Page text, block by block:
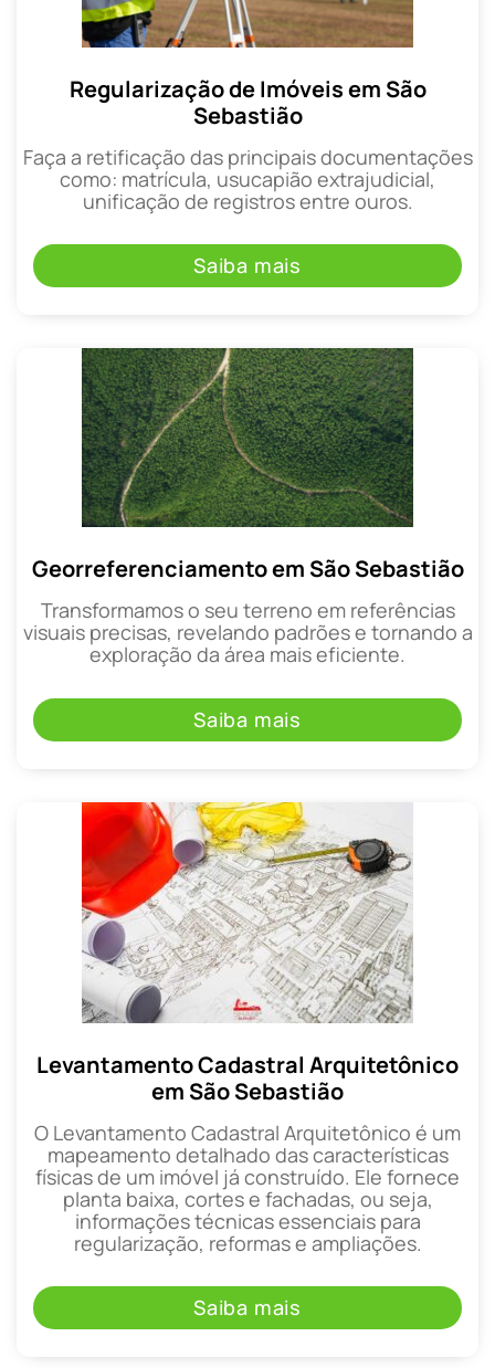
Regularização de Imóveis em São
Sebastião
Faça a retificação das principais documentações
como: matrícula, usucapião extrajudicial,
unificação de registros entre ouros.
Saiba mais
Georreferenciamento em São Sebastião
Transformamos o seu terreno em referências
visuais precisas, revelando padrões e tornando a
exploração da área mais eficiente.
Saiba mais
Levantamento Cadastral Arquitetônico
em São Sebastião
O Levantamento Cadastral Arquitetônico é um
mapeamento detalhado das características
físicas de um imóvel já construído. Ele fornece
planta baixa, cortes e fachadas, ou seja,
informações técnicas essenciais para
regularização, reformas e ampliações.
Saiba mais